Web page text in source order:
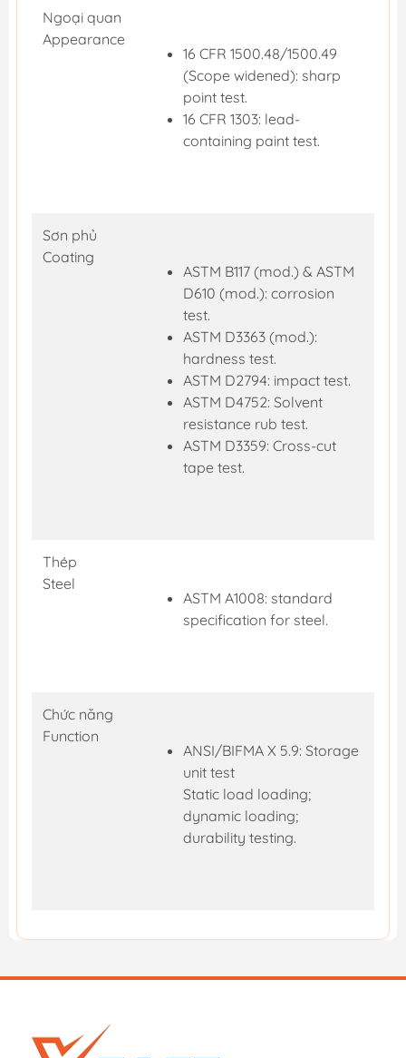
Ngoại quan
Appearance
16 CFR 1500.48/1500.49
(Scope widened): sharp
point test.
16 CFR 1303: lead-
containing paint test.
Sơn phủ
Coating
ASTM B117 (mod.) & ASTM
D610 (mod.): corrosion
test.
ASTM D3363 (mod.):
hardness test.
ASTM D2794: impact test.
ASTM D4752: Solvent
resistance rub test.
ASTM D3359: Cross-cut
tape test.
Thép
Steel
ASTM A1008: standard
specification for steel.
Chức năng
Function
ANSI/BIFMA X 5.9: Storage
unit test
Static load loading;
dynamic loading;
durability testing.